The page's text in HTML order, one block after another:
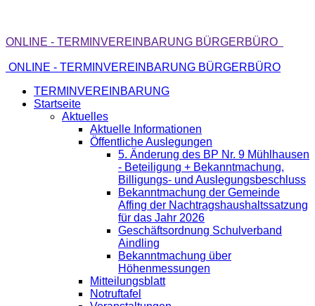
ONLINE - TERMINVEREINBARUNG BÜRGERBÜRO
ONLINE - TERMINVEREINBARUNG BÜRGERBÜRO
TERMINVEREINBARUNG
Startseite
Aktuelles
Aktuelle Informationen
Öffentliche Auslegungen
5. Änderung des BP Nr. 9 Mühlhausen
- Beteiligung + Bekanntmachung,
Billigungs- und Auslegungsbeschluss
Bekanntmachung der Gemeinde
Affing der Nachtragshaushaltssatzung
für das Jahr 2026
Geschäftsordnung Schulverband
Aindling
Bekanntmachung über
Höhenmessungen
Mitteilungsblatt
Notruftafel